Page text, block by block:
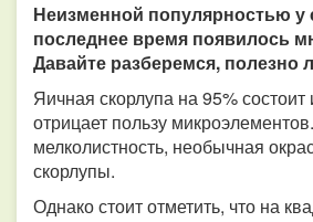
Неизменной популярностью у
последнее время появилось
Давайте разберемся, полезно
Яичная скорлупа на 95%
отрицает пользу
мелколистность, необычная
скорлупы.
Однако стоит отметить, что на